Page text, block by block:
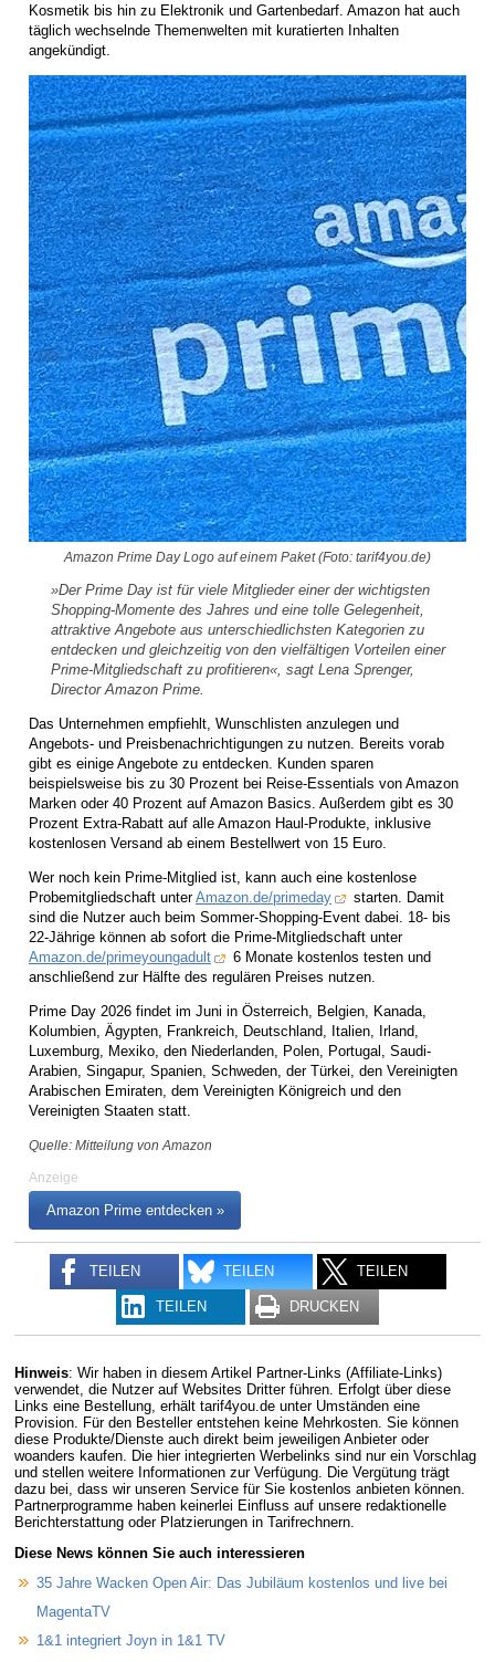
Kosmetik bis hin zu Elektronik und Gartenbedarf. Amazon hat auch
täglich wechselnde Themenwelten mit kuratierten Inhalten
angekündigt.
Amazon Prime Day Logo auf einem Paket (Foto: tarif4you.de)
»Der Prime Day ist für viele Mitglieder einer der wichtigsten
Shopping-Momente des Jahres und eine tolle Gelegenheit,
attraktive Angebote aus unterschiedlichsten Kategorien zu
entdecken und gleichzeitig von den vielfältigen Vorteilen einer
Prime-Mitgliedschaft zu profitieren«, sagt Lena Sprenger,
Director Amazon Prime.
Das Unternehmen empfiehlt, Wunschlisten anzulegen und
Angebots- und Preisbenachrichtigungen zu nutzen. Bereits vorab
gibt es einige Angebote zu entdecken. Kunden sparen
beispielsweise bis zu 30 Prozent bei Reise-Essentials von Amazon
Marken oder 40 Prozent auf Amazon Basics. Außerdem gibt es 30
Prozent Extra-Rabatt auf alle Amazon Haul-Produkte, inklusive
kostenlosen Versand ab einem Bestellwert von 15 Euro.
Wer noch kein Prime-Mitglied ist, kann auch eine kostenlose
Probemitgliedschaft unterAmazon.de/primeday
starten. Damit
sind die Nutzer auch beim Sommer-Shopping-Event dabei. 18- bis
22-Jährige können ab sofort die Prime-Mitgliedschaft unter
Amazon.de/primeyoungadult
6 Monate kostenlos testen und
anschließend zur Hälfte des regulären Preises nutzen.
Prime Day 2026 findet im Juni in Österreich, Belgien, Kanada,
Kolumbien, Ägypten, Frankreich, Deutschland, Italien, Irland,
Luxemburg, Mexiko, den Niederlanden, Polen, Portugal, Saudi-
Arabien, Singapur, Spanien, Schweden, der Türkei, den Vereinigten
Arabischen Emiraten, dem Vereinigten Königreich und den
Vereinigten Staaten statt.
Quelle: Mitteilung von Amazon
Anzeige
Amazon Prime entdecken »
TEILEN TEILEN TEILEN
TEILEN DRUCKEN
Hinweis: Wir haben in diesem Artikel Partner-Links (Affiliate-Links)
verwendet, die Nutzer auf Websites Dritter führen. Erfolgt über diese
Links eine Bestellung, erhält tarif4you.de unter Umständen eine
Provision. Für den Besteller entstehen keine Mehrkosten. Sie können
diese Produkte/Dienste auch direkt beim jeweiligen Anbieter oder
woanders kaufen. Die hier integrierten Werbelinks sind nur ein Vorschlag
und stellen weitere Informationen zur Verfügung. Die Vergütung trägt
dazu bei, dass wir unseren Service für Sie kostenlos anbieten können.
Partnerprogramme haben keinerlei Einfluss auf unsere redaktionelle
Berichterstattung oder Platzierungen in Tarifrechnern.
Diese News können Sie auch interessieren
35 Jahre Wacken Open Air: Das Jubiläum kostenlos und live bei
MagentaTV
1&1 integriert Joyn in 1&1 TV